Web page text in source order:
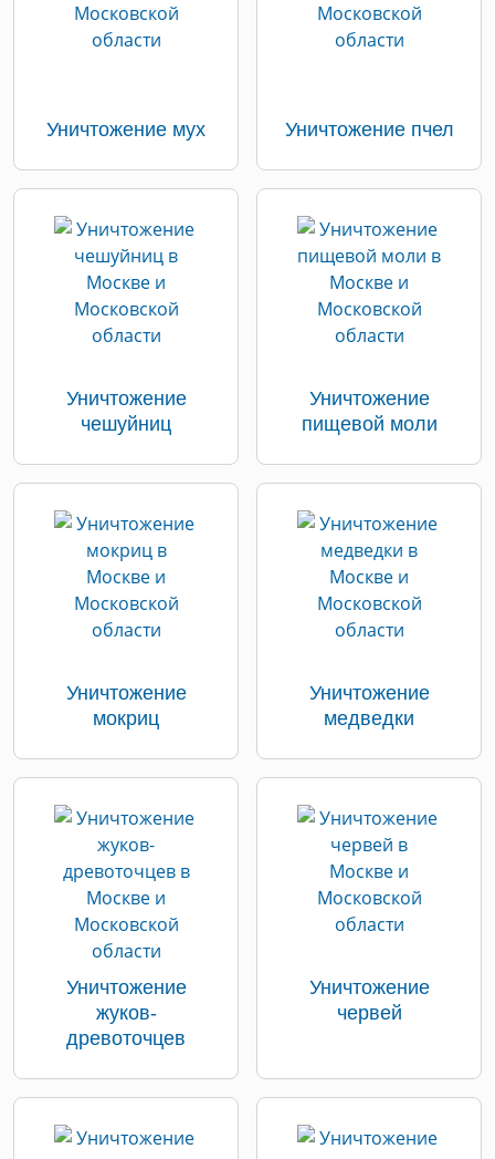
Уничтожение мух Уничтожение пчел
Уничтожение
чешуйниц
Уничтожение
пищевой моли
Уничтожение
мокриц
Уничтожение
медведки
Уничтожение
жуков-
древоточцев
Уничтожение
червей